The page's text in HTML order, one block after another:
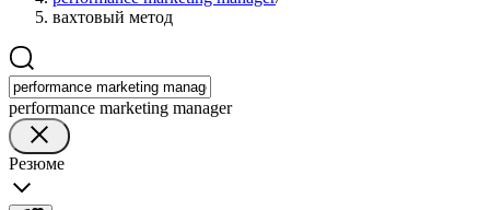
вахтовый метод
performance marketing manager
Резюме